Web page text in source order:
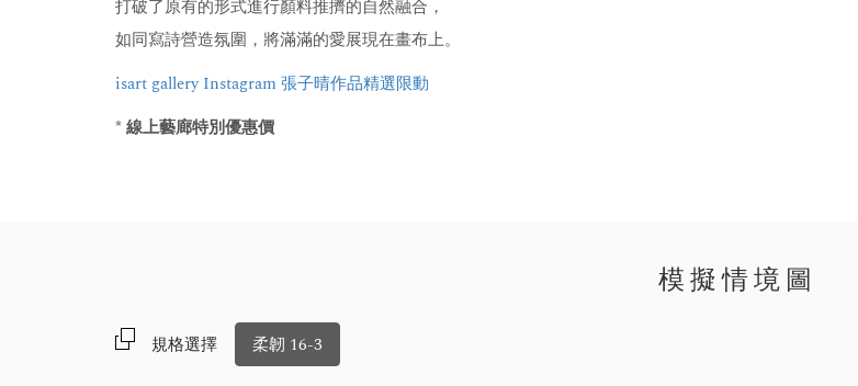
打破了原有的形式進行顏料推擠的自然融合，
如同寫詩營造氛圍，將滿滿的愛展現在畫布上。
isart gallery Instagram 張子晴作品精選限動
* 線上藝廊特別優惠價
模擬情境圖
規格選擇 柔韌 16-3